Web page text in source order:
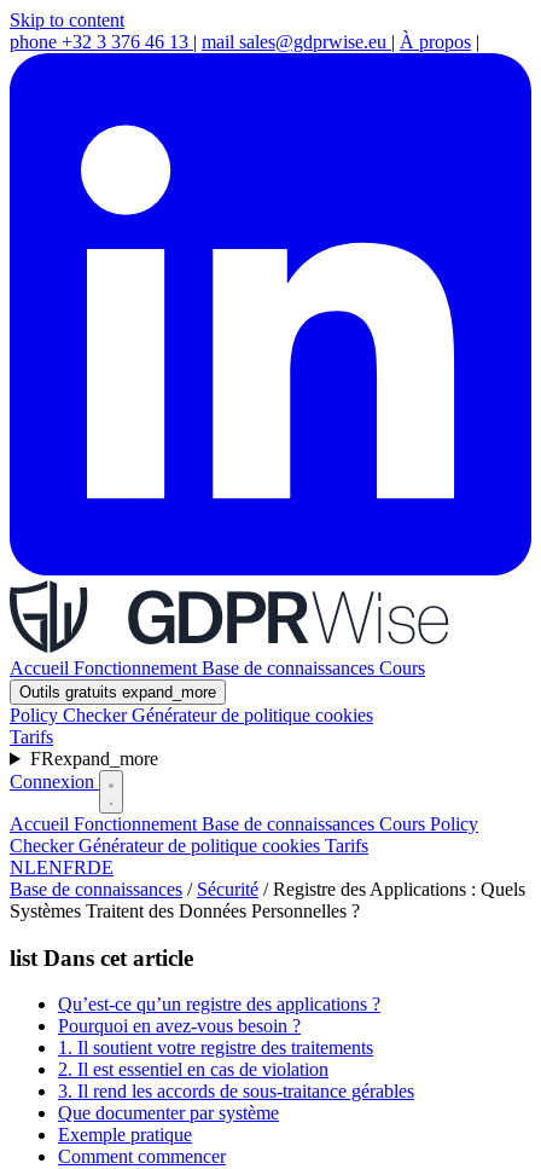
Skip to content
phone +32 3 376 46 13 | mail sales@gdprwise.eu | À propos |
Accueil Fonctionnement Base de connaissances Cours
Outils gratuits expand_more
Policy CheckerGénérateur de politique cookies
Tarifs
FRexpand_more
Connexion
Accueil Fonctionnement Base de connaissances Cours Policy
CheckerGénérateur de politique cookies Tarifs
NLENFRDE
Base de connaissances / Sécurité / Registre des Applications : Quels
Systèmes Traitent des Données Personnelles ?
list Dans cet article
Qu’est-ce qu’un registre des applications ?
Pourquoi en avez-vous besoin ?
1. Il soutient votre registre des traitements
2. Il est essentiel en cas de violation
3. Il rend les accords de sous-traitance gérables
Que documenter par système
Exemple pratique
Comment commencer